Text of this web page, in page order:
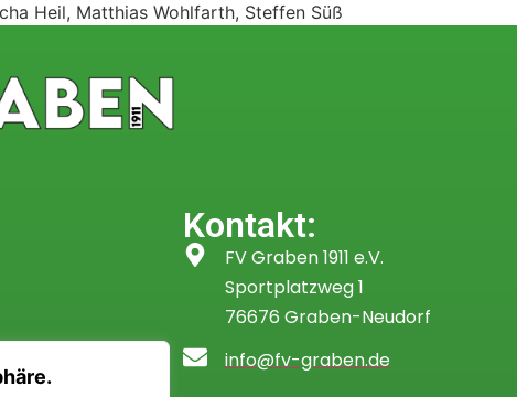
Heil, Matthias Wohlfarth, Steffen Süß
Kontakt:
FV Graben 1911 e.V.
Sportplatzweg 1
76676 Graben-Neudorf
info@fv-graben.de